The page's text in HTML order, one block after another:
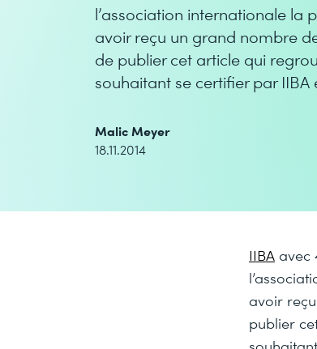
l’association internationale la
avoir reçu un grand nombre
de publier cet article qui
souhaitant se certifier par IIBA
Malic Meyer
18.11.2014
IIBA avec
avoir
publier